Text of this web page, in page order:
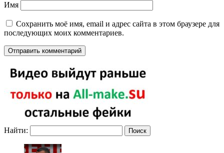
Имя
Сохранить моё имя, email и адрес сайта в этом браузере для
последующих моих комментариев.
Найти: